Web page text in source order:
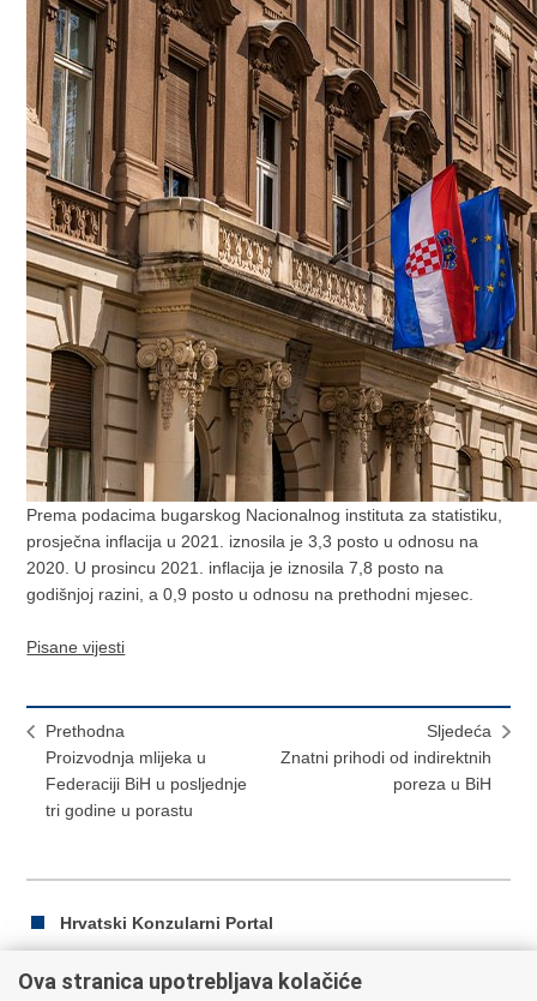
Prema podacima bugarskog Nacionalnog instituta za statistiku,
prosječna inflacija u 2021. iznosila je 3,3 posto u odnosu na
2020. U prosincu 2021. inflacija je iznosila 7,8 posto na
godišnjoj razini, a 0,9 posto u odnosu na prethodni mjesec.
Pisane vijesti
Prethodna
Proizvodnja mlijeka u
Federaciji BiH u posljednje
tri godine u porastu
Sljedeća
Znatni prihodi od indirektnih
poreza u BiH
Hrvatski Konzularni Portal
Ova stranica upotrebljava kolačiće